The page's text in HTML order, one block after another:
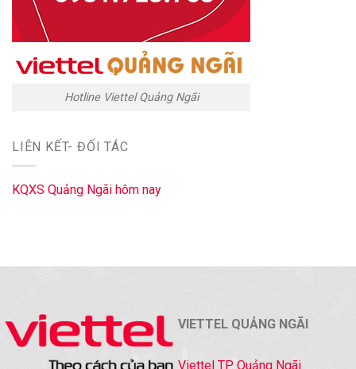
Hotline Viettel Quảng Ngãi
LIÊN KẾT- ĐỐI TÁC
KQXS Quảng Ngãi hôm nay
VIETTEL QUẢNG NGÃI
Viettel TP. Quảng Ngãi